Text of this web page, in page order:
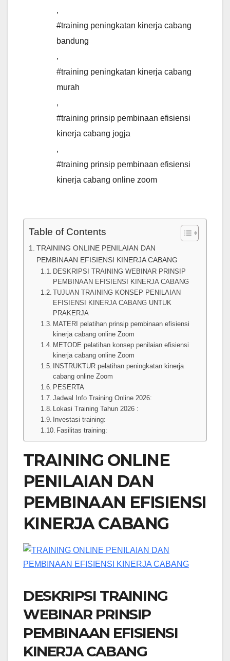
,
#training peningkatan kinerja cabang
bandung
,
#training peningkatan kinerja cabang
murah
,
#training prinsip pembinaan efisiensi
kinerja cabang jogja
,
#training prinsip pembinaan efisiensi
kinerja cabang online zoom
Table of Contents
TRAINING ONLINE PENILAIAN DAN
PEMBINAAN EFISIENSI KINERJA CABANG
DESKRIPSI TRAINING WEBINAR PRINSIP
PEMBINAAN EFISIENSI KINERJA CABANG
TUJUAN TRAINING KONSEP PENILAIAN
EFISIENSI KINERJA CABANG UNTUK
PRAKERJA
MATERI pelatihan prinsip pembinaan efisiensi
kinerja cabang online Zoom
METODE pelatihan konsep penilaian efisiensi
kinerja cabang online Zoom
INSTRUKTUR pelatihan peningkatan kinerja
cabang online Zoom
PESERTA
Jadwal Info Training Online 2026:
Lokasi Training Tahun 2026 :
Investasi training:
Fasilitas training:
TRAINING ONLINE
PENILAIAN DAN
PEMBINAAN EFISIENSI
KINERJA CABANG
DESKRIPSI TRAINING
WEBINAR PRINSIP
PEMBINAAN EFISIENSI
KINERJA CABANG